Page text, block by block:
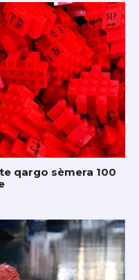
qargo sèmera 100